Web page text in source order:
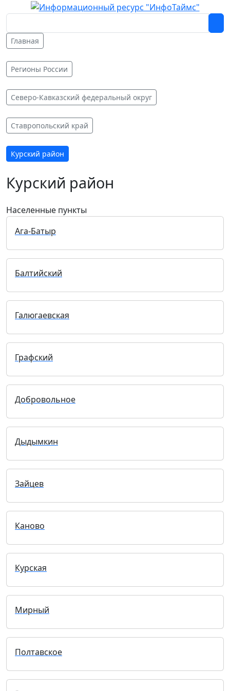
Главная
Регионы России
Северо-Кавказский федеральный округ
Ставропольский край
Курский район
Курский район
Населенные пункты
Ага-Батыр
Балтийский
Галюгаевская
Графский
Добровольное
Дыдымкин
Зайцев
Каново
Курская
Мирный
Полтавское